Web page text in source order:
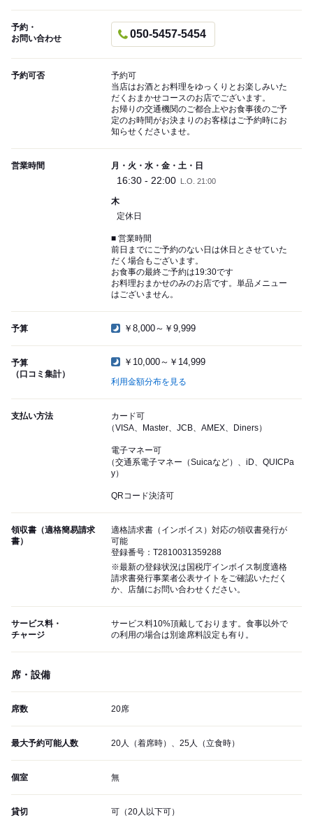
予約・
お問い合わせ
050-5457-5454
予約可否
予約可
当店はお酒とお料理をゆっくりとお楽しみいた
だくおまかせコースのお店でございます。
お帰りの交通機関のご都合上やお食事後のご予
定のお時間がお決まりのお客様はご予約時にお
知らせくださいませ。
営業時間 月・火・水・金・土・日
16:30 - 22:00 L.O. 21:00
木
定休日
■ 営業時間
前日までにご予約のない日は休日とさせていた
だく場合もございます。
お食事の最終ご予約は19:30です
お料理おまかせのみのお店です。単品メニュー
はございません。
予算 ￥8,000～￥9,999
予算
（口コミ集計）
￥10,000～￥14,999
利用金額分布を見る
支払い方法
カード可
（VISA、Master、JCB、AMEX、Diners）
電子マネー可
（交通系電子マネー（Suicaなど）、iD、QUICPa
y）
QRコード決済可
領収書（適格簡易請求
書）
適格請求書（インボイス）対応の領収書発行が
可能
登録番号：T2810031359288
※最新の登録状況は国税庁インボイス制度適格
請求書発行事業者公表サイトをご確認いただく
か、店舗にお問い合わせください。
サービス料・
チャージ
サービス料10%頂戴しております。食事以外で
の利用の場合は別途席料設定も有り。
席・設備
席数 20席
最大予約可能人数 20人（着席時）、25人（立食時）
個室 無
貸切 可（20人以下可）